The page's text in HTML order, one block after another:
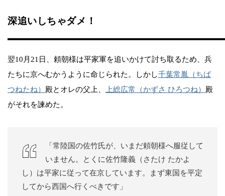
深追いしちゃダメ！
翌10月21日、頼朝様は平家軍を追いかけて討ち取るため、兵
たちに京へむかうように命じられた。しかし千葉常胤（ちば
つねたね） 殿とオレの父上、 上総広常（かずさ ひろつね） 殿
がそれを諫めた。
「常陸国の佐竹氏が、いまだ頼朝様へ服従して
いません。とくに佐竹隆義（さたけ たかよ
し）は平家に従って在京しています。まず東国を平定
してから西国へ行くべきです」